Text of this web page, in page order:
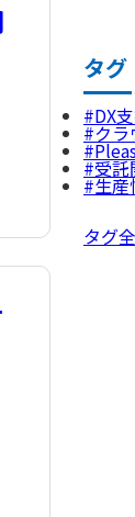
タグ
DX
クラ
受託
生産
タグ